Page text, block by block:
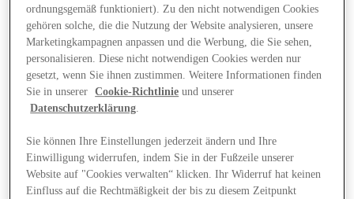
Angebote
ordnungsgemäß funktioniert). Zu den nicht notwendigen Cookies
gehören solche, die die Nutzung der Website analysieren, unsere
Marketingkampagnen anpassen und die Werbung, die Sie sehen,
personalisieren. Diese nicht notwendigen Cookies werden nur
gesetzt, wenn Sie ihnen zustimmen. Weitere Informationen finden
Sie in unserer
Cookie-Richtlinie und unserer
Datenschutzerklärung.
Sie können Ihre Einstellungen jederzeit ändern und Ihre
Einwilligung widerrufen, indem Sie in der Fußzeile unserer
Website auf "Cookies verwalten“ klicken. Ihr Widerruf hat keinen
Einfluss auf die Rechtmäßigkeit der bis zu diesem Zeitpunkt